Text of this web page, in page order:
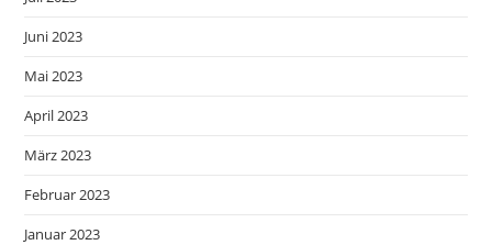
Juni 2023
Mai 2023
April 2023
März 2023
Februar 2023
Januar 2023